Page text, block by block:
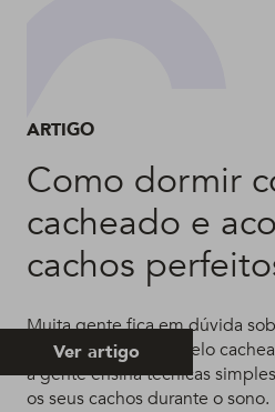
ARTIGO
Como dormir
cacheado e
cachos
Muita gente fica em dúvida
de dormir com o cabelo
a gente ensina técnicas
os seus cachos durante o sono.
Ver artigo